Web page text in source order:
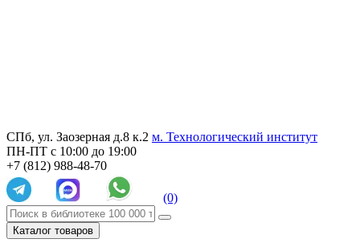
СПб, ул. Заозерная д.8 к.2 м. Технологический институт
ПН-ПТ с 10:00 до 19:00
+7 (812) 988-48-70
(0)
Каталог товаров